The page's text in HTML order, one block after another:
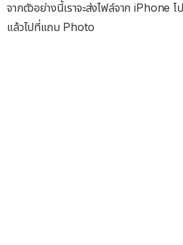
จากตัวอย่างนี้เราจะส่งไฟล์จาก iPhone
แล้วไปที่แถบ Photo